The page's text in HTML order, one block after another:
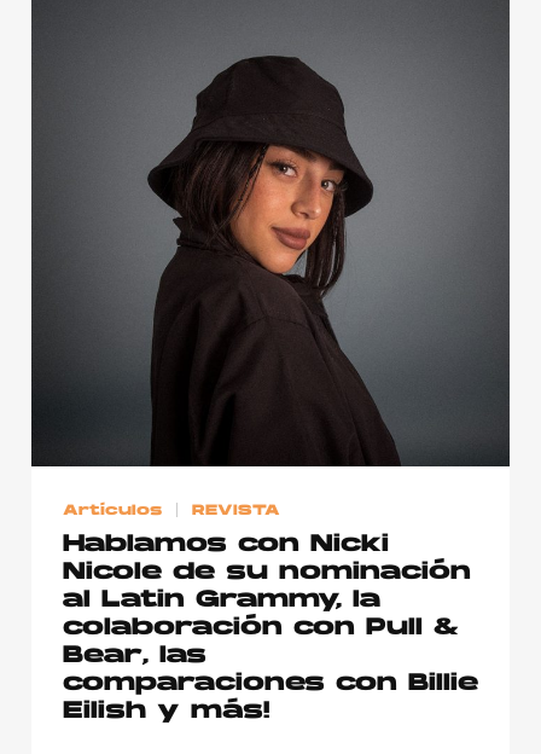
Artículos REVISTA
Hablamos con Nicki
Nicole de su nominación
al Latin Grammy, la
colaboración con Pull &
Bear, las
comparaciones con Billie
Eilish y más!